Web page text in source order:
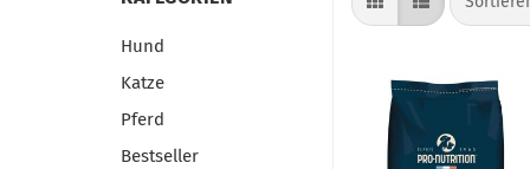
Hund
Katze
Pferd
Bestseller